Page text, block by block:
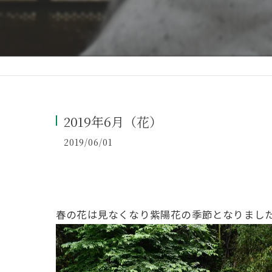
2019年6月（花）
2019/06/01
春の花は見なくなり紫陽花の季節となりまし